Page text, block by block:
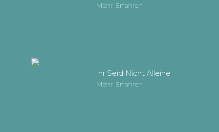
Mehr Erfahren
Ihr Seid Nicht Alleine
Mehr Erfahren